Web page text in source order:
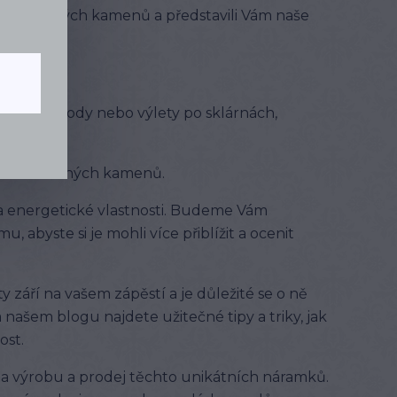
a drahých kamenů a představili Vám naše
do přírody nebo výlety po sklárnách,
a drahých kamenů.
vlastnosti. Budeme Vám
abyste si je mohli více přiblížit a ocenit
na vašem zápěstí a je důležité se o ně
našem blogu najdete užitečné tipy a triky, jak
výrobu a prodej těchto unikátních náramků.